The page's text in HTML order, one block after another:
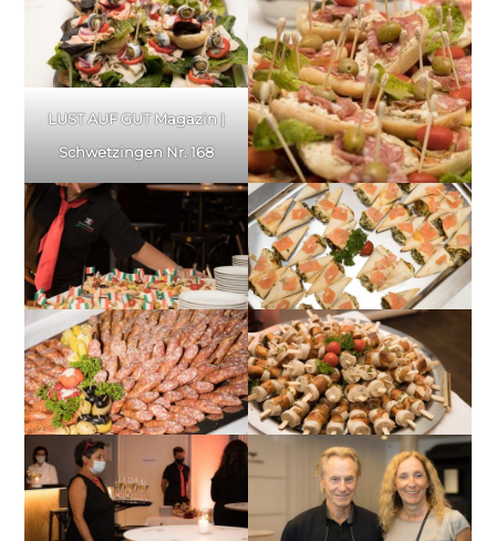
LUST AUF GUT Magazin |
Schwetzingen Nr. 168